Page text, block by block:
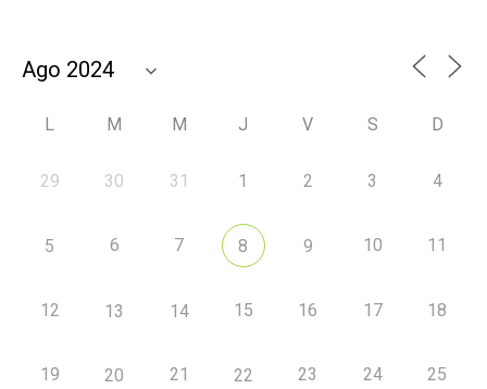
L M M J V S D
29 30 31 1 2 3 4
5 6 7 8 9 10 11
12 13 14 15 16 17 18
19 20 21 22 23 24 25